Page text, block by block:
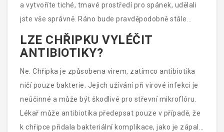
a vytvoříte tiché, tmavé prostředí pro spánek, udělali
jste vše správně. Ráno bude pravděpodobně stále
horko a únava přetrvá, ale stav by měl být
stabilizovaný. Trpělivost a pozornost k varovným
LZE CHŘIPKU VYLÉČIT
ANTIBIOTIKY?
Ne. Chřipka je způsobena virem, zatímco antibiotika
ničí pouze bakterie. Jejich užívání při virové infekci je
neúčinné a může být škodlivé pro střevní mikroflóru.
Lékař může antibiotika předepsat pouze v případě, že
k chřipce přidala bakteriální komplikace, jako je zápal